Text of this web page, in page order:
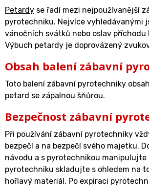
Petardy se řadí mezi nejpoužívanější
pyrotechniku. Nejvíce vyhledávanými
vánočních svátků nebo oslav příchodu
Výbuch petardy je doprovázený
Obsah balení zábavní
Toto balení zábavní pyrotechniky
petard se zápalnou šňůrou.
Bezpečnost zábavní
Při používání zábavní pyrotechniky
bezpečí a na bezpečí svého majetku.
návodu a s pyrotechnikou manipulujte
pyrotechniku skladujte s ohledem na
hořlavý materiál. Po expiraci